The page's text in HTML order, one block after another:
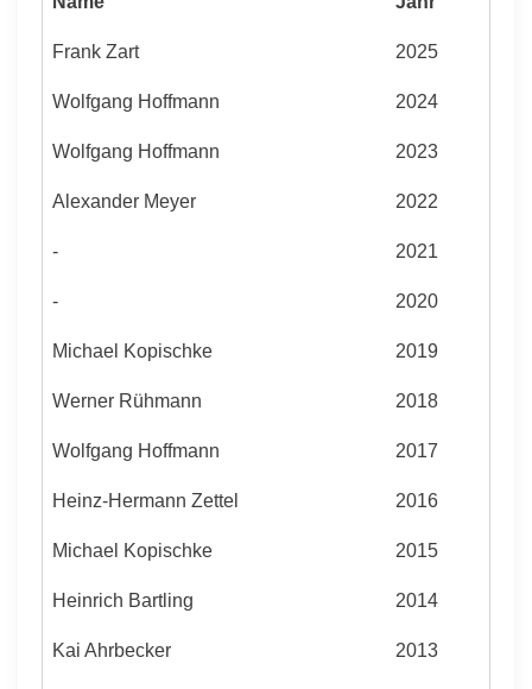
Frank Zart 2025
Wolfgang Hoffmann 2024
Wolfgang Hoffmann 2023
Alexander Meyer 2022
- 2021
- 2020
Michael Kopischke 2019
Werner Rühmann 2018
Wolfgang Hoffmann 2017
Heinz-Hermann Zettel 2016
Michael Kopischke 2015
Heinrich Bartling 2014
Kai Ahrbecker 2013